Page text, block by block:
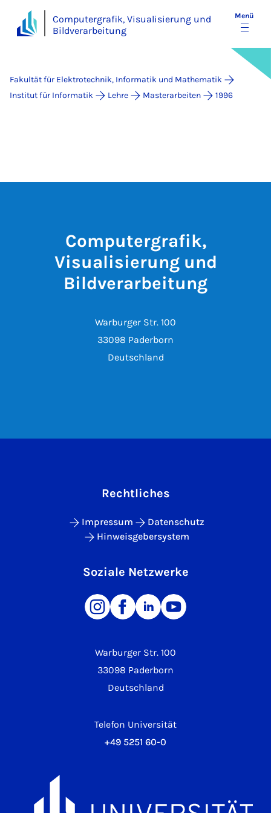
Computergrafik, Visualisierung und
Bildverarbeitung
Menü
Fakultät für Elektrotechnik, Informatik und Mathematik
Institut für Informatik
Lehre Masterarbeiten 1996
Computergrafik,
Visualisierung und
Bildverarbeitung
Warburger Str. 100
33098 Paderborn
Deutschland
Warburger Str. 100
33098 Paderborn
Deutschland
Telefon Universität
+49 5251 60-0
Rechtliches
Impressum
Datenschutz
Hinweisgebersystem
Soziale Netzwerke